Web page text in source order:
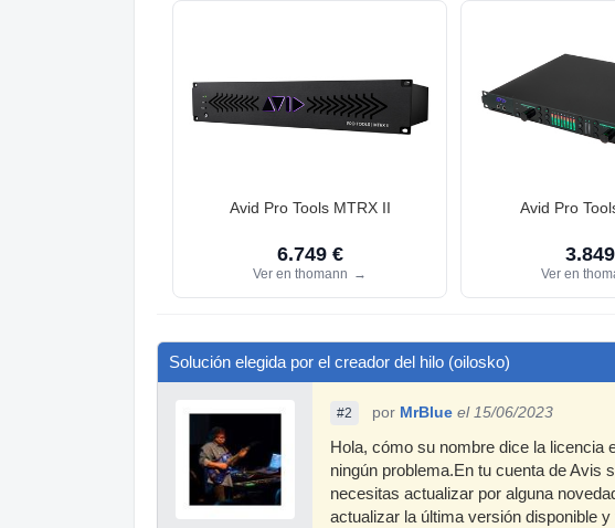
Avid Pro Tools MTRX II
6.749 €
Ver en thomann →
Avid Pro
Ver en
Solución elegida por el creador del hilo (oilosko)
#2 por MrBlue el 15/06/2023
Hola, cómo su nombre dice la licencia
ningún problema.En tu cuenta de Avis
necesitas actualizar por alguna
actualizar la última versión disponible